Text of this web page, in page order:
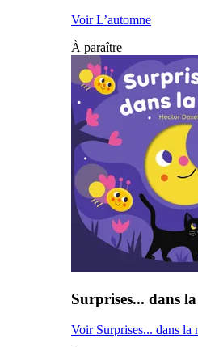
Voir L’automne
À paraître
Surprises... dans
Voir Surprises... dans la